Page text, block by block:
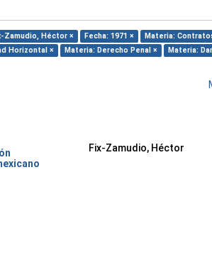
Zamudio, Héctor × Fecha: 1971 ×
Materia:
Horizontal × Materia: Derecho Penal ×
Materia:
Fix-Zamudio, Héctor